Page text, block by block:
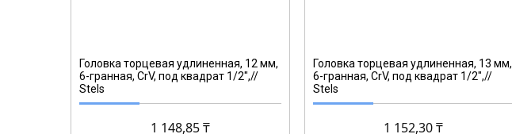
Головка торцевая удлиненная, 12 мм,
6-гранная, CrV, под квадрат 1/2",//
Stels
1 148,85 ₸
Головка торцевая удлиненная, 13 мм,
6-гранная, CrV, под квадрат 1/2",//
Stels
1 152,30 ₸